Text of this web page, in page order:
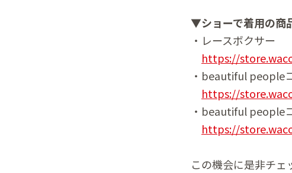
▼ショーで着用の商
・レースボクサー
https://
・beautiful people
https://
・beautiful people
https://
この機会に是非チェ